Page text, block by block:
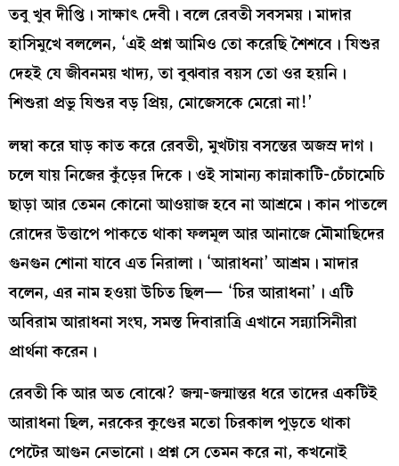
তবু খুব দীপ্তি। সাক্ষাৎ দেবী। বলে রেবতী সবসময়। মাদার
হাসিমুখে বললেন, ‘এই প্রশ্ন আমিও তো করেছি শৈশবে। যিশুর
দেহই যে জীবনময় খাদ্য, তা বুঝবার বয়স তো ওর হয়নি।
শিশুরা প্রভু যিশুর বড় প্রিয়, মোজেসকে মেরো না!’
লম্বা করে ঘাড় কাত করে রেবতী, মুখটায় বসন্তের অজস্র দাগ।
চলে যায় নিজের কুঁড়ের দিকে। ওই সামান্য কান্নাকাটি-চেঁচামেচি
ছাড়া আর তেমন কোনো আওয়াজ হবে না আশ্রমে। কান পাতলে
রোদের উত্তাপে পাকতে থাকা ফলমূল আর আনাজে মৌমাছিদের
গুনগুন শোনা যাবে এত নিরালা। ‘আরাধনা’ আশ্রম। মাদার
বলেন, এর নাম হওয়া উচিত ছিল— ‘চির আরাধনা’। এটি
অবিরাম আরাধনা সংঘ, সমস্ত দিবারাত্রি এখানে সন্ন্যাসিনীরা
প্রার্থনা করেন।
রেবতী কি আর অত বোঝে? জন্ম-জন্মান্তর ধরে তাদের একটিই
আরাধনা ছিল, নরকের কুণ্ডের মতো চিরকাল পুড়তে থাকা
পেটের আগুন নেভানো। প্রশ্ন সে তেমন করে না, কখনোই